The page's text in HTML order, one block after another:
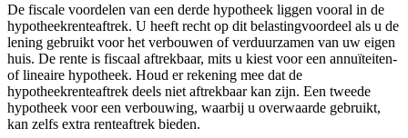
De fiscale voordelen van een derde hypotheek liggen vooral in de
hypotheekrenteaftrek. U heeft recht op dit belastingvoordeel als u de
lening gebruikt voor het verbouwen of verduurzamen van uw eigen
huis. De rente is fiscaal aftrekbaar, mits u kiest voor een annuïteiten-
of lineaire hypotheek. Houd er rekening mee dat de
hypotheekrenteaftrek deels niet aftrekbaar kan zijn. Een tweede
hypotheek voor een verbouwing, waarbij u overwaarde gebruikt,
kan zelfs extra renteaftrek bieden.